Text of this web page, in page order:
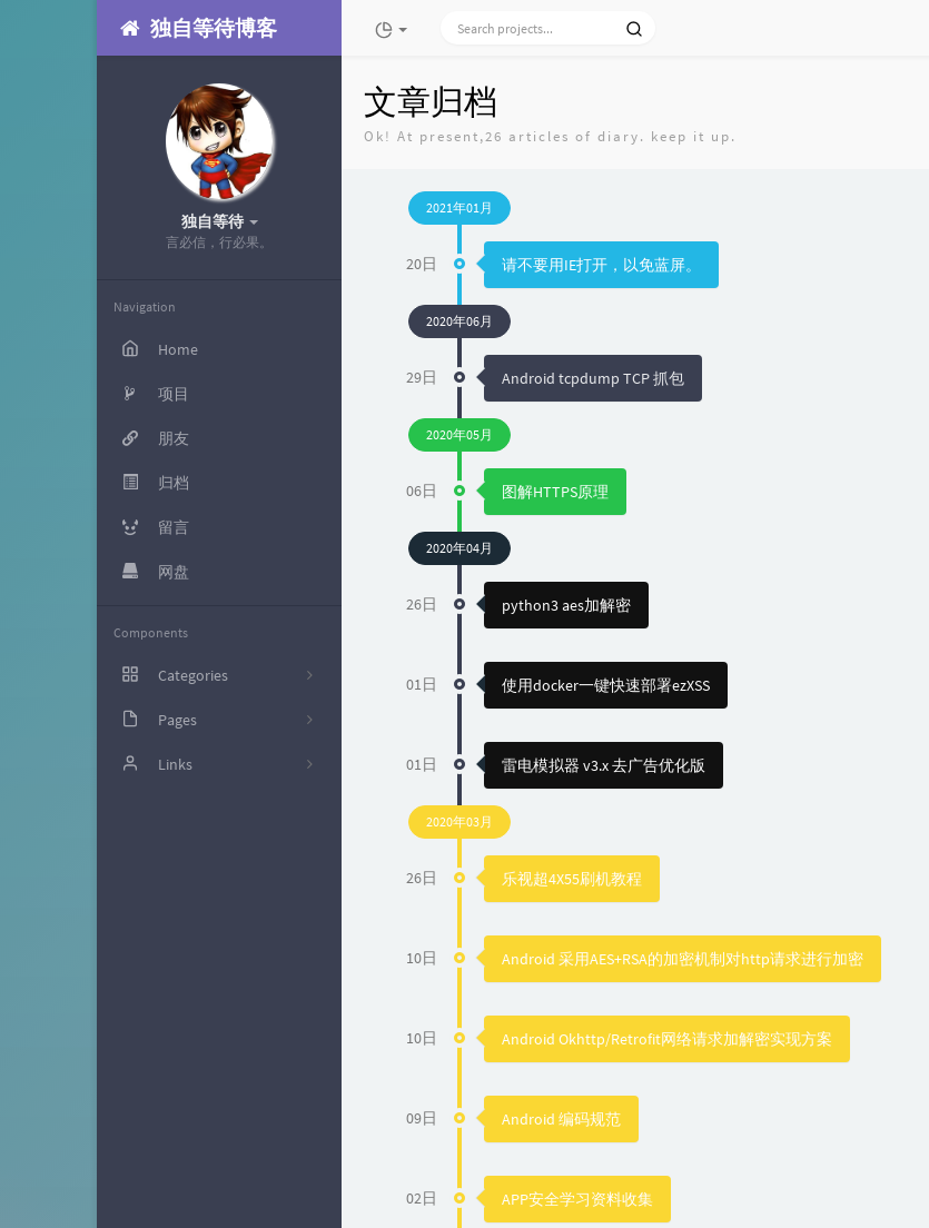
独自等待博客
独自等待
言必信，行必果。
Navigation
Home
项目
朋友
归档
留言
网盘
Components
Categories
5
1
Pages
关于我
Links
文章归档
Ok! At present,26 articles of diary. keep it up.
2021年01月
20日 请不要用IE打开，以免蓝屏。
2020年06月
29日 Android tcpdump TCP 抓包
2020年05月
06日 图解HTTPS原理
2020年04月
26日 python3 aes加解密
01日 使用docker一键快速部署ezXSS
01日 雷电模拟器 v3.x 去广告优化版
2020年03月
26日 乐视超4X55刷机教程
10日 Android 采用AES+RSA的加密机制对http请求进行加密
10日 Android Okhttp/Retrofit网络请求加解密实现方案
09日 Android 编码规范
02日 APP安全学习资料收集